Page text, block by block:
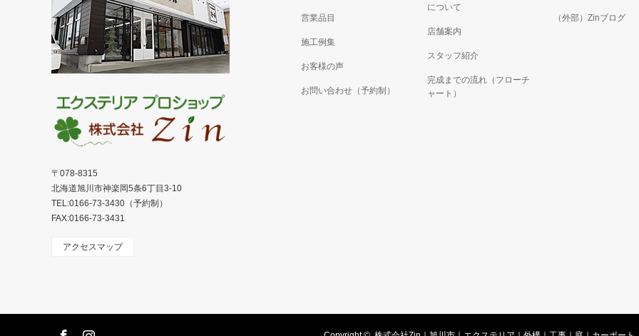
営業品目
施工例集
お客様の声
お問い合わせ（予約制）
について
店舗案内
スタッフ紹介
完成までの流れ（フローチ
ャート）
（外部）Zinブログ
〒078-8315
北海道旭川市神楽岡5条6丁目3-10
TEL:0166-73-3430（予約制）
FAX:0166-73-3431
アクセスマップ